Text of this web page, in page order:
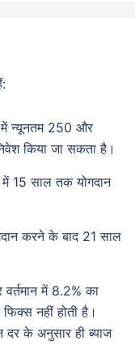
में न्यूनतम 250 और
किया जा सकता है।
15 साल तक योगदान
करने के बाद 21 साल
में 8.2% का
नहीं होती है।
के अनुसार ही ब्याज